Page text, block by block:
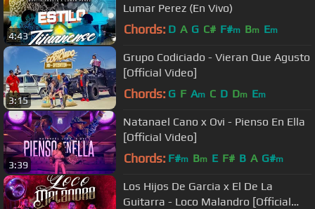
4:43
Lumar Perez (En Vivo)
Chords: D A G C# F#m Bm Em
3:15
Grupo Codiciado - Vieran Que Agusto
[Official Video]
Chords: G F Am C D Dm Em
3:39
Natanael Cano x Ovi - Pienso En Ella
[Official Video]
Chords: F#m Bm E F# B A G#m
Los Hijos De Garcia x El De La
Guitarra - Loco Malandro [Official